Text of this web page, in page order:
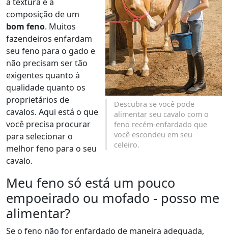
Descubra se você pode
alimentar seu cavalo com o
feno recém-enfardado que
você escondeu em seu
celeiro.
composição de um
bom feno. Muitos
fazendeiros enfardam
seu feno para o gado e
não precisam ser tão
exigentes quanto à
qualidade quanto os
proprietários de
cavalos. Aqui está o que
você precisa procurar
para selecionar o
melhor feno para o seu
cavalo.
Meu feno só está um pouco
empoeirado ou mofado - posso me
alimentar?
Se o feno não for enfardado de maneira adequada,